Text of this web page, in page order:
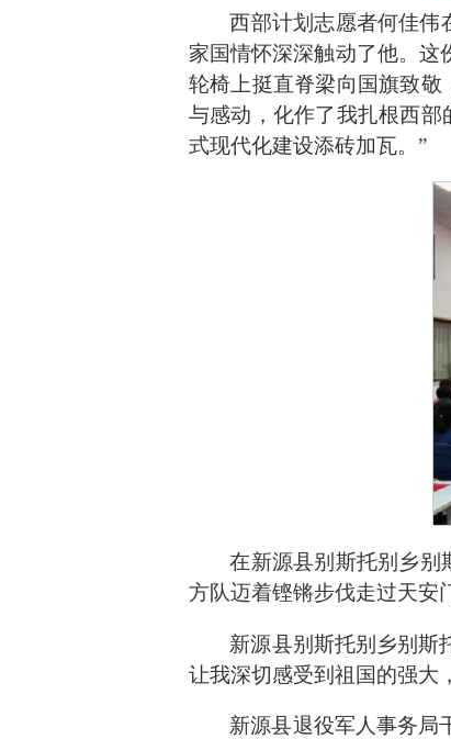
西部计划志愿者何佳伟
家国情怀深深触动了他。这
轮椅上挺直脊梁向国旗致
与感动，化作了我扎根西
式现代化建设添砖加瓦。 ”
在新源县别斯托别乡别
方队迈着铿锵步伐走过天安
新源县别斯托别乡别斯
让我深切感受到祖国的强大
新源县退役军人事务局